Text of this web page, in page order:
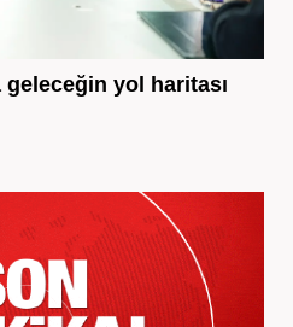
geleceğin yol haritası